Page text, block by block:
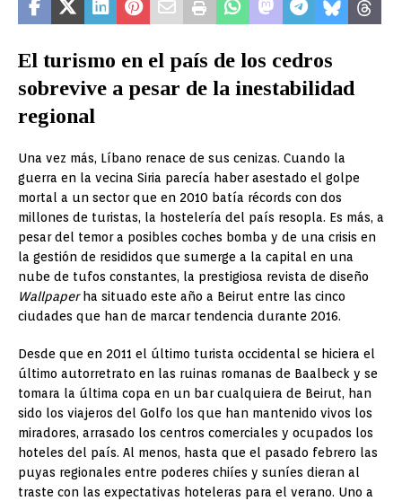
El turismo en el país de los cedros
sobrevive a pesar de la inestabilidad
regional
Una vez más, Líbano renace de sus cenizas. Cuando la
guerra en la vecina Siria parecía haber asestado el golpe
mortal a un sector que en 2010 batía récords con dos
millones de turistas, la hostelería del país resopla. Es más, a
pesar del temor a posibles coches bomba y de una crisis en
la gestión de resididos que sumerge a la capital en una
nube de tufos constantes, la prestigiosa revista de diseño
Wallpaperha situado este año a Beirut entre las cinco
ciudades que han de marcar tendencia durante 2016.
Desde que en 2011 el último turista occidental se hiciera el
último autorretrato en las ruinas romanas de Baalbeck y se
tomara la última copa en un bar cualquiera de Beirut, han
sido los viajeros del Golfo los que han mantenido vivos los
miradores, arrasado los centros comerciales y ocupados los
hoteles del país. Al menos, hasta que el pasado febrero las
puyas regionales entre poderes chiíes y suníes dieran al
traste con las expectativas hoteleras para el verano. Uno a